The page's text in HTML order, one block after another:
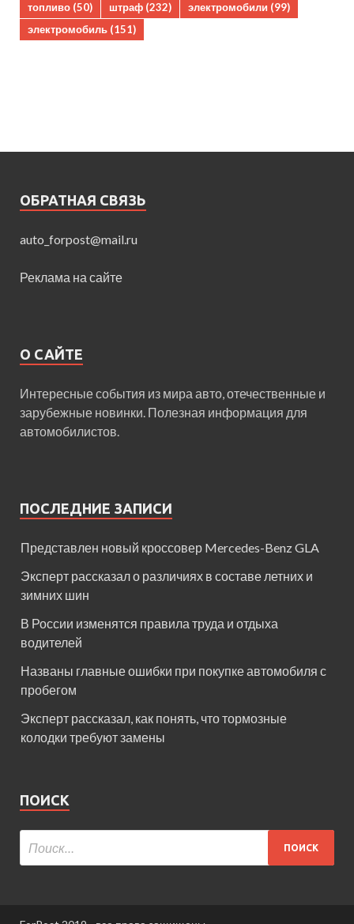
топливо (50) штраф (232) электромобили (99)
электромобиль (151)
ОБРАТНАЯ СВЯЗЬ
auto_forpost@mail.ru
Реклама на сайте
О САЙТЕ
Интересные события из мира авто, отечественные и
зарубежные новинки. Полезная информация для
автомобилистов.
ПОСЛЕДНИЕ ЗАПИСИ
Представлен новый кроссовер Mercedes-Benz GLA
Эксперт рассказал о различиях в составе летних и
зимних шин
В России изменятся правила труда и отдыха
водителей
Названы главные ошибки при покупке автомобиля с
пробегом
Эксперт рассказал, как понять, что тормозные
колодки требуют замены
ПОИСК